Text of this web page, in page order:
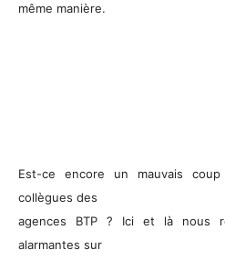
même manière.
Est-ce encore un mauvais
collègues des
agences BTP ? Ici et là nous
alarmantes sur